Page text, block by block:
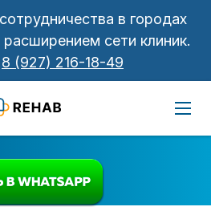
в городах
сети клиник.
8 (927) 216-18-49